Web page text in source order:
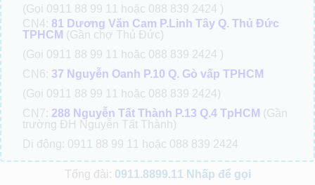
(Gọi 0911 88 99 11 hoặc 088 839 2424 )
CN4: 81 Dương Văn Cam P.Linh Tây Q. Thủ Đức
TPHCM (Gần chợ Thủ Đức)
(Gọi 0911 88 99 11 hoặc 088 839 2424 )
CN6: 37 Nguyễn Oanh P.10 Q. Gò vấp TPHCM
(Gọi 0911 88 99 11 hoặc 088 839 2424)
CN7: 288 Nguyễn Tất Thành P.13 Q.4 TpHCM (Gần
trường ĐH Nguyễn Tất Thành)
Di động: 0911 88 99 11 hoặc 088 839 2424
Tổng đài: 0911.8899.11 Nhấp để gọi